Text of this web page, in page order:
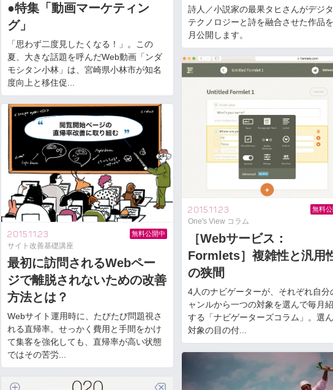
●特集「動画マーケティン
グ」
「思わず二度見したくなる！」。この
夏、大きな話題を呼んだWeb動画「ンダ
モシタン小林」は、宮崎県小林市が知名
度向上と移住促...
詩人／小説家の最果タヒさんがデジ
テクノロジーと詩を融合させた作品
月公開します。
2015.11.23
One's View コラム
［Webサービス：
Formlets］複雑性と汎用
の狭間
4人のナビゲーターが、それぞれ自分
ャンルから一つの対象を選んで毎月
する「ナビゲーターズコラム」。選
対象の目の付...
無料
2015.11.23
サイト改善基礎講座
最初に訪問されるWebペー
ジで離脱されないための改善
方法とは？
Webサイト運用時に、たびたび問題視さ
れる直帰率。せっかく費用と手間をかけ
て集客を強化しても、直帰率が高い状態
ではその苦労...
無料公開中